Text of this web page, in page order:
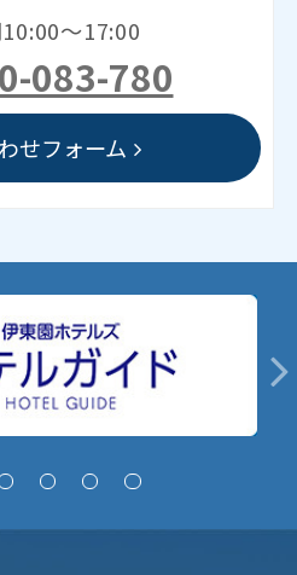
～17:00
083-780
せフォーム